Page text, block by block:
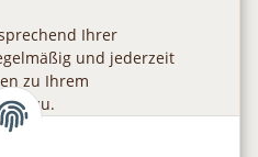
Ihrer
und jederzeit
zu Ihrem
zu.